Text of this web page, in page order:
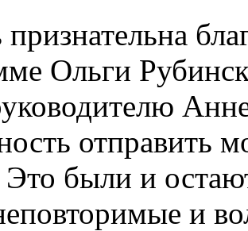
Ольги
отправить
были и
и